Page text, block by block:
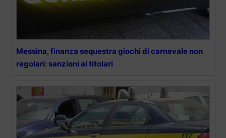
Messina, finanza sequestra giochi di carnevale non
regolari: sanzioni ai titolari